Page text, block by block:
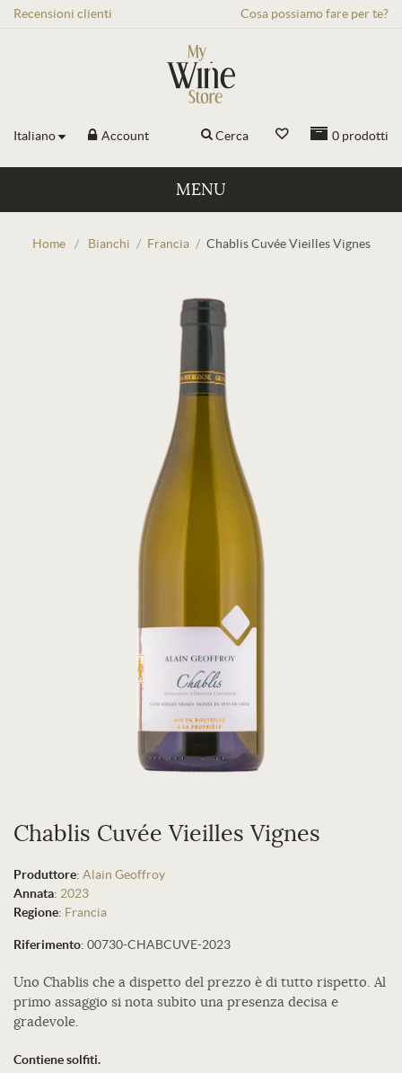
Recensioni clienti Cosa possiamo fare per te?
Italiano Account 0 prodotti
Cerca
MENU
Home / Bianchi / Francia / Chablis Cuvée Vieilles Vignes
Chablis Cuvée Vieilles Vignes
Produttore: Alain Geoffroy
Annata: 2023
Regione: Francia
Riferimento: 00730-CHABCUVE-2023
Uno Chablis che a dispetto del prezzo è di tutto rispetto. Al
primo assaggio si nota subito una presenza decisa e
gradevole.
Contiene solfiti.